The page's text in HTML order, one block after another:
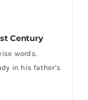
Century
words.
in his father’s